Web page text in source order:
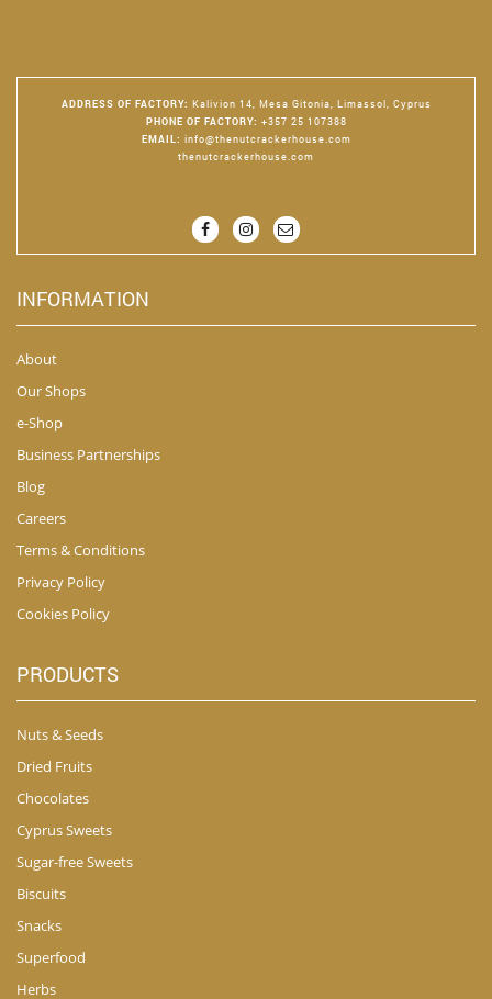
ADDRESS OF FACTORY: Kalivion 14, Mesa Gitonia, Limassol, Cyprus
PHONE OF FACTORY: +357 25 107388
EMAIL : info@thenutcrackerhouse.com
thenutcrackerhouse.com
INFORMATION
About
Our Shops
e-Shop
Business Partnerships
Blog
Careers
Terms & Conditions
Privacy Policy
Cookies Policy
PRODUCTS
Nuts & Seeds
Dried Fruits
Chocolates
Cyprus Sweets
Sugar-free Sweets
Biscuits
Snacks
Superfood
Herbs